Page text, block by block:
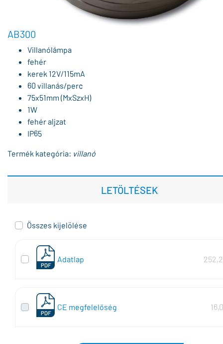
AB300
Villanólámpa
fehér
kerek 12V/115mA
60 villanás/perc
75x51mm (MxSzxH)
1W
fehér aljzat
IP65
Termék kategória: villanó
LETÖLTÉSEK
Összes kijelölése
Adatlap
CE megfelelőség